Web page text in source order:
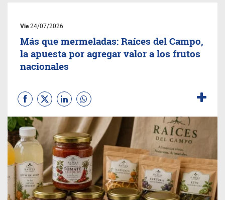
Vie24/07/2026
Más que mermeladas: Raíces del Campo,
la apuesta por agregar valor a los frutos
nacionales